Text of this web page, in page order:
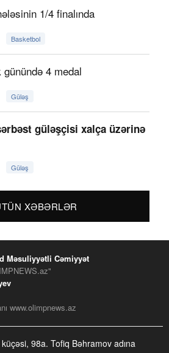
1/4 finalında
Basketbol
4 medal
Güləş
güləşçisi xalça üzərinə
Güləş
XƏBƏRLƏR
Məsuliyyətli Cəmiyyət
www.olimpnews.az
98a. Tofiq Bəhramov adına